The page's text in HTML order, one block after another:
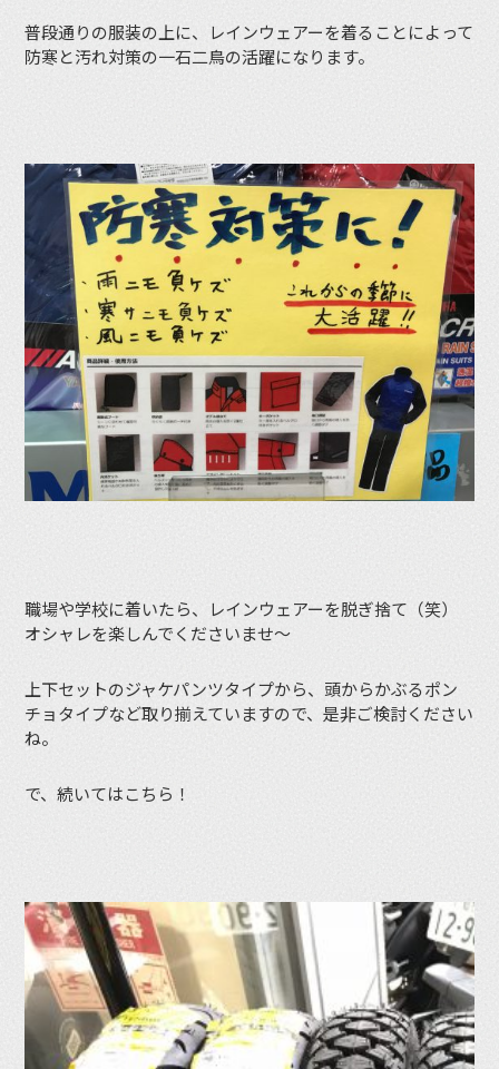
普段通りの服装の上に、レインウェアーを着ることによって
防寒と汚れ対策の一石二鳥の活躍になります。
職場や学校に着いたら、レインウェアーを脱ぎ捨て（笑）
オシャレを楽しんでくださいませ〜
上下セットのジャケパンツタイプから、頭からかぶるポン
チョタイプなど取り揃えていますので、是非ご検討ください
ね。
で、続いてはこちら！